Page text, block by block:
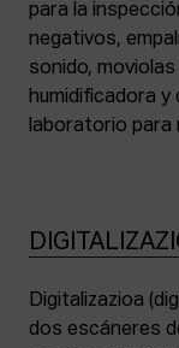
para la
negativos,
sonido,
humidificadora
laboratorio
Digitalizazioa
dos escáneres